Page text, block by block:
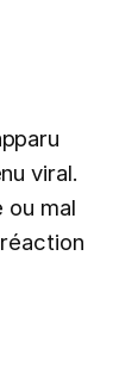
viral.
ou mal